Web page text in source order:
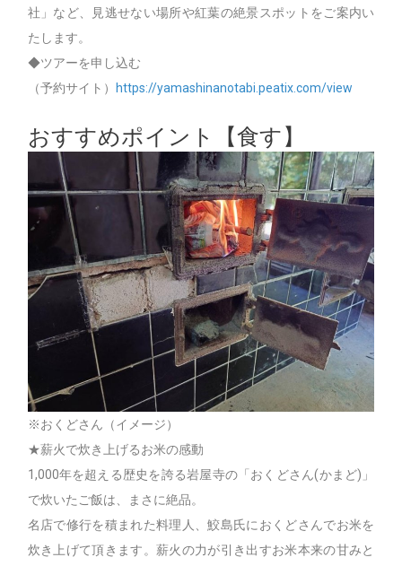
社」など、見逃せない場所や紅葉の絶景スポットをご案内い
たします。
◆ツアーを申し込む
（予約サイト）
https://yamashinanotabi.peatix.com/view
おすすめポイント【食す】
※おくどさん（イメージ）
★薪火で炊き上げるお米の感動
1,000年を超える歴史を誇る岩屋寺の「おくどさん(かまど)」
で炊いたご飯は、まさに絶品。
名店で修行を積まれた料理人、鮫島氏におくどさんでお米を
炊き上げて頂きます。薪火の力が引き出すお米本来の甘みと